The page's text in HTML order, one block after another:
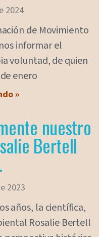
2024
de Movimiento
informar el
voluntad, de quien
enero
»
nuestro
Bertell
2023
años, la científica,
Rosalie Bertell